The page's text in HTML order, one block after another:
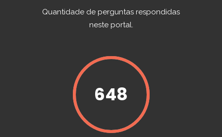
Quantidade de perguntas respondidas
neste portal.
648